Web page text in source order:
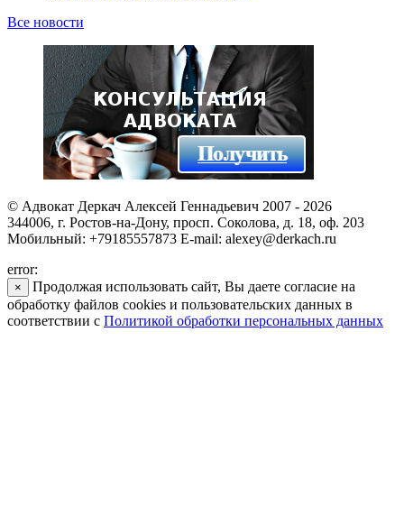
Все новости
© Адвокат Деркач Алексей Геннадьевич 2007 - 2026
344006, г. Ростов-на-Дону, просп. Соколова, д. 18, оф. 203
Мобильный: +79185557873 E-mail: alexey@derkach.ru
error:
×
Продолжая использовать сайт, Вы даете согласие на
обработку файлов cookies и пользовательских данных в
соответствии с Политикой обработки персональных данных